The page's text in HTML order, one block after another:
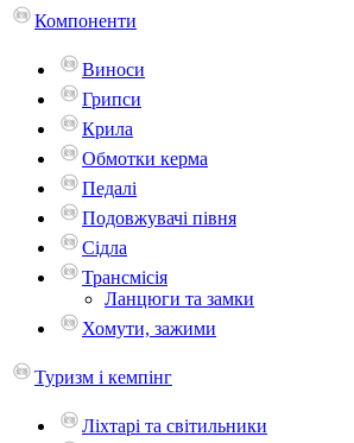
Компоненти
Виноси
Грипси
Крила
Обмотки керма
Педалі
Подовжувачі півня
Сідла
Трансмісія
Ланцюги та замки
Хомути, зажими
Туризм і кемпінг
Ліхтарі та світильники